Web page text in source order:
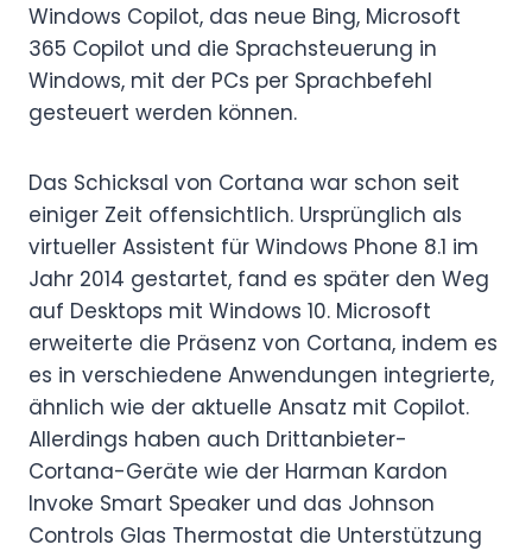
Windows Copilot, das neue Bing, Microsoft
365 Copilot und die Sprachsteuerung in
Windows, mit der PCs per Sprachbefehl
gesteuert werden können.
Das Schicksal von Cortana war schon seit
einiger Zeit offensichtlich. Ursprünglich als
virtueller Assistent für Windows Phone 8.1 im
Jahr 2014 gestartet, fand es später den Weg
auf Desktops mit Windows 10. Microsoft
erweiterte die Präsenz von Cortana, indem es
es in verschiedene Anwendungen integrierte,
ähnlich wie der aktuelle Ansatz mit Copilot.
Allerdings haben auch Drittanbieter-
Cortana-Geräte wie der Harman Kardon
Invoke Smart Speaker und das Johnson
Controls Glas Thermostat die Unterstützung